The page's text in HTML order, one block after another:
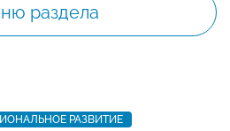
раздела
РАЗВИТИЕ